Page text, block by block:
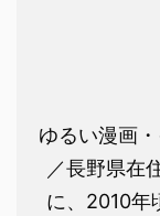
ゆるい漫画
／長野県在
に、2010年